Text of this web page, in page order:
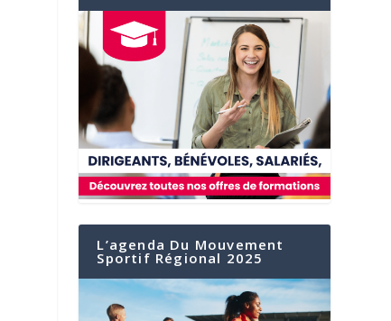
L’agenda Du Mouvement
Sportif Régional 2025